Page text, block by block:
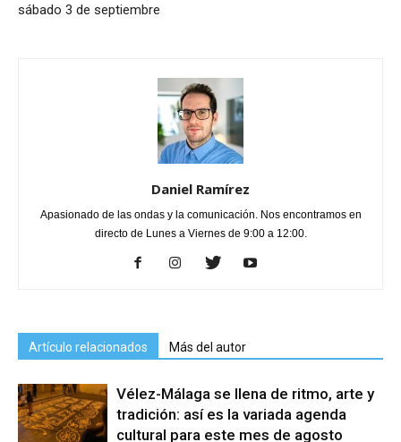
sábado 3 de septiembre
Daniel Ramírez
Apasionado de las ondas y la comunicación. Nos encontramos en
directo de Lunes a Viernes de 9:00 a 12:00.
Artículo relacionados Más del autor
Vélez-Málaga se llena de ritmo, arte y
tradición: así es la variada agenda
cultural para este mes de agosto